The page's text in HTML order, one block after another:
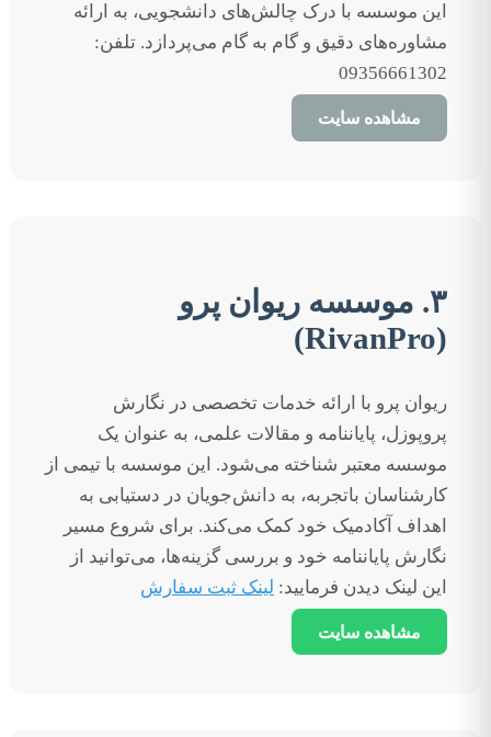
این موسسه با درک چالش‌های دانشجویی، به ارائه
مشاوره‌های دقیق و گام به گام می‌پردازد. تلفن:
09356661302
مشاهده سایت
۳. موسسه ریوان پرو
(RivanPro)
ریوان پرو با ارائه خدمات تخصصی در نگارش
پروپوزل، پایاننامه و مقالات علمی، به عنوان یک
موسسه معتبر شناخته می‌شود. این موسسه با تیمی از
کارشناسان باتجربه، به دانش‌جویان در دستیابی به
اهداف آکادمیک خود کمک می‌کند. برای شروع مسیر
نگارش پایاننامه خود و بررسی گزینه‌ها، می‌توانید از
این لینک دیدن فرمایید: لینک ثبت سفارش
مشاهده سایت